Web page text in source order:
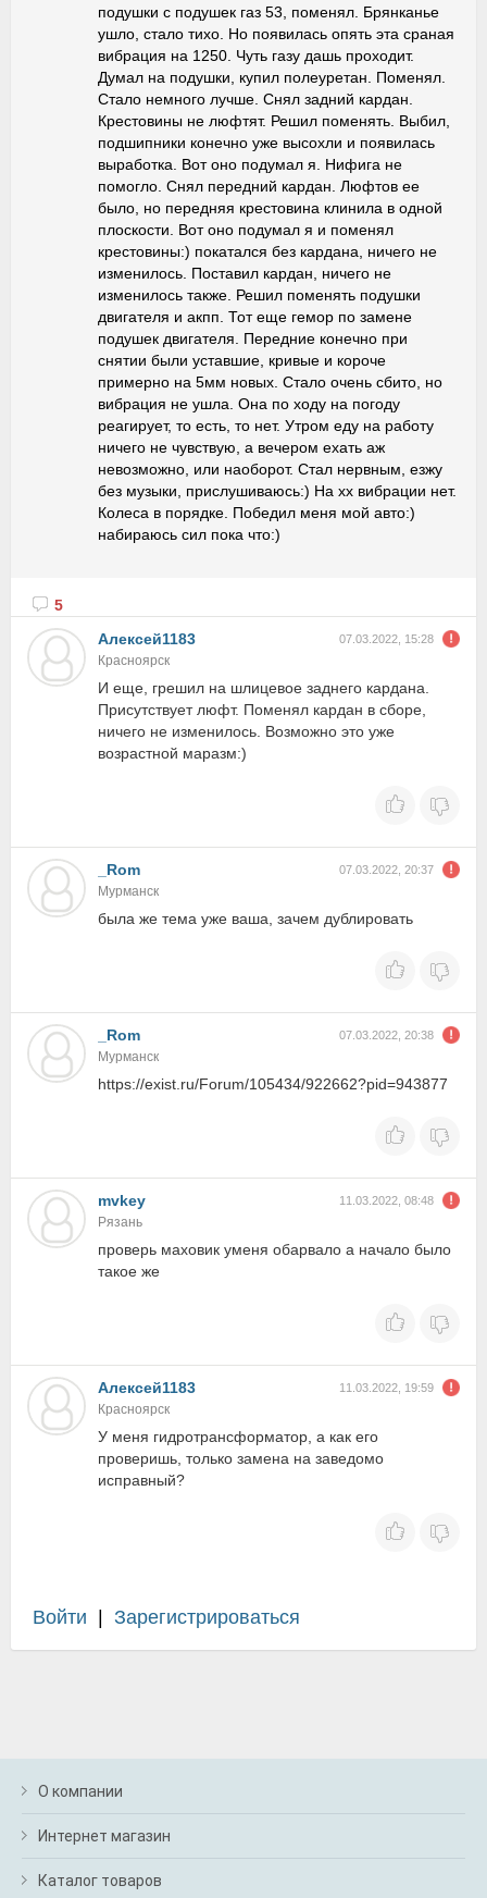
подушки с подушек газ 53, поменял. Брянканье
ушло, стало тихо. Но появилась опять эта сраная
вибрация на 1250. Чуть газу дашь проходит.
Думал на подушки, купил полеуретан. Поменял.
Стало немного лучше. Снял задний кардан.
Крестовины не люфтят. Решил поменять. Выбил,
подшипники конечно уже высохли и появилась
выработка. Вот оно подумал я. Нифига не
помогло. Снял передний кардан. Люфтов ее
было, но передняя крестовина клинила в одной
плоскости. Вот оно подумал я и поменял
крестовины:) покатался без кардана, ничего не
изменилось. Поставил кардан, ничего не
изменилось также. Решил поменять подушки
двигателя и акпп. Тот еще гемор по замене
подушек двигателя. Передние конечно при
снятии были уставшие, кривые и короче
примерно на 5мм новых. Стало очень сбито, но
вибрация не ушла. Она по ходу на погоду
реагирует, то есть, то нет. Утром еду на работу
ничего не чувствую, а вечером ехать аж
невозможно, или наоборот. Стал нервным, езжу
без музыки, прислушиваюсь:) На хх вибрации нет.
Колеса в порядке. Победил меня мой авто:)
набираюсь сил пока что:)
5
Алексей1183
07.03.2022, 15:28
Красноярск
И еще, грешил на шлицевое заднего кардана.
Присутствует люфт. Поменял кардан в сборе,
ничего не изменилось. Возможно это уже
возрастной маразм:)
_Rom 07.03.2022, 20:37
Мурманск
была же тема уже ваша, зачем дублировать
_Rom 07.03.2022, 20:38
Мурманск
https://exist.ru/Forum/105434/922662?pid=943877
mvkey 11.03.2022, 08:48
Рязань
проверь маховик уменя обарвало а начало было
такое же
Алексей1183 11.03.2022, 19:59
Красноярск
У меня гидротрансформатор, а как его
проверишь, только замена на заведомо
исправный?
Войти Зарегистрироваться
О компании
Интернет магазин
Каталог товаров